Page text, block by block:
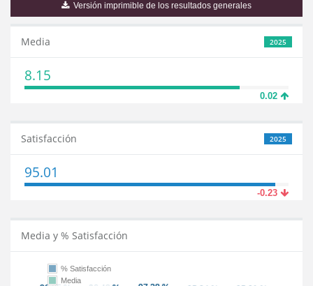
Versión imprimible de los resultados generales
2025
Media
8.15
0.02
2025
Satisfacción
95.01
-0.23
Media y % Satisfacción
% Satisfacción
Media